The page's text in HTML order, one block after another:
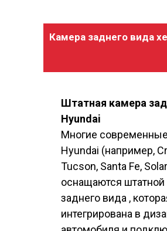
Камера заднего вида
Штатная камера
Hyundai
Многие
Hyundai (например,
Tucson, Santa Fe,
оснащаются
заднего вида ,
интегрирована в